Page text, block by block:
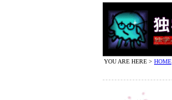
YOU ARE HERE > HOME